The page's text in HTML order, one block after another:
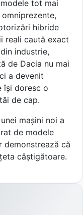
tot mai
hibride
reali caută exact
industrie,
de Dacia nu mai
a devenit
își doresc o
de cap.
mașini noi a
de modele
demonstrează că
câștigătoare.